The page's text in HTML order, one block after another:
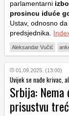
parlamentarni
prosincu iduće
Ustav, odnosno
predsjednika.
Aleksandar Vučić
01.09.2025. (13:00)
Uvijek se nađe krivac,
Srbija: Nema
prisustvu